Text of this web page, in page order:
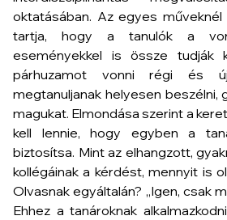
oktatásában. Az egyes
tartja, hogy a tanulók a
eseményekkel is össze tudják
párhuzamot vonni régi és
megtanuljanak helyesen beszélni,
magukat. Elmondása szerint a
kell lennie, hogy egyben a
biztosítsa. Mint az elhangzott,
kollégáinak a kérdést, mennyit is
Olvasnak egyáltalán? „Igen, csak
Ehhez a tanároknak